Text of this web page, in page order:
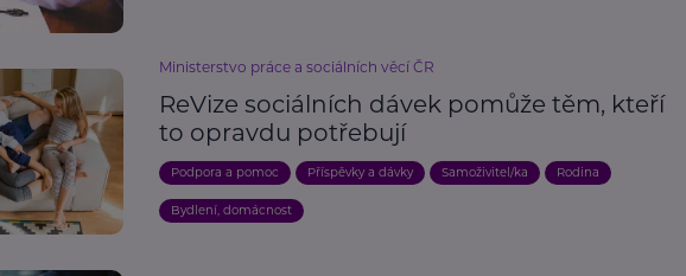
Ministerstvo práce a sociálních věcí ČR
ReVize sociálních dávek pomůže těm, kteří
to opravdu potřebují
Podpora a pomoc Příspěvky a dávky Samoživitel/ka Rodina
Bydlení, domácnost